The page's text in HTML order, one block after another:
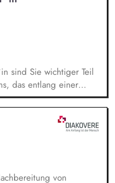
sind Sie wichtiger Teil
das entlang einer
Innovation
bei der
und entwickeln dabei
Stiftung weiter. Sie
in
entlang unserer
von